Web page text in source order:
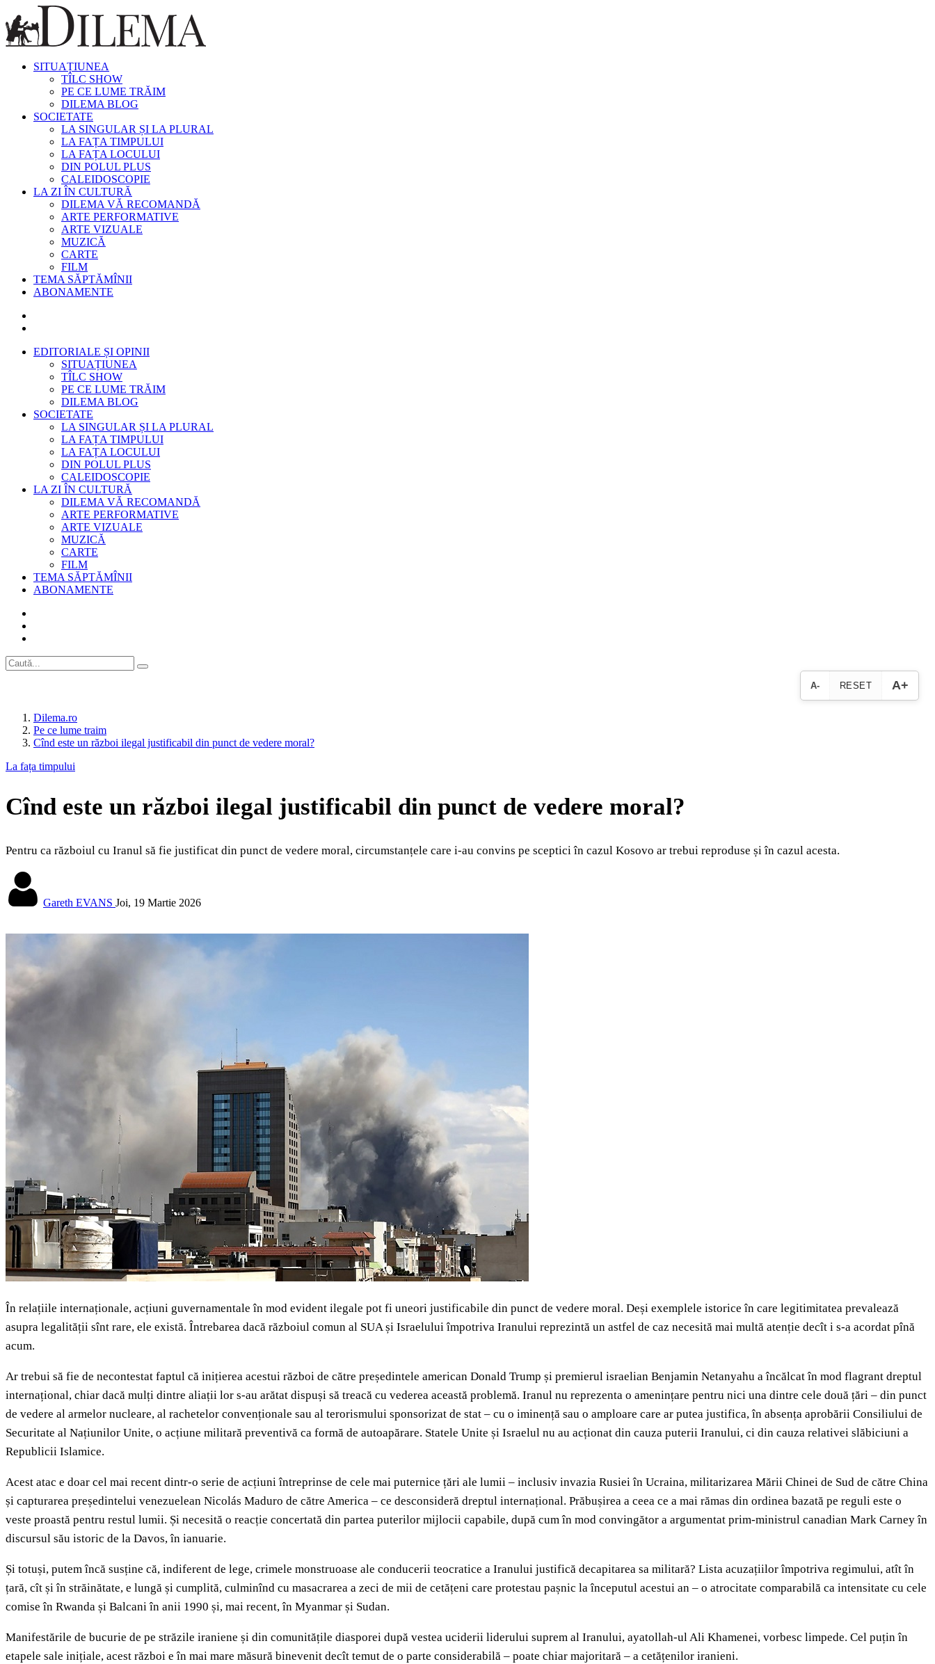
SITUAȚIUNEA
TÎLC SHOW
PE CE LUME TRĂIM
DILEMA BLOG
SOCIETATE
LA SINGULAR ȘI LA PLURAL
LA FAȚA TIMPULUI
LA FAȚA LOCULUI
DIN POLUL PLUS
CALEIDOSCOPIE
LA ZI ÎN CULTURĂ
DILEMA VĂ RECOMANDĂ
ARTE PERFORMATIVE
ARTE VIZUALE
MUZICĂ
CARTE
FILM
TEMA SĂPTĂMÎNII
ABONAMENTE
EDITORIALE ȘI OPINII
SITUAȚIUNEA
TÎLC SHOW
PE CE LUME TRĂIM
DILEMA BLOG
SOCIETATE
LA SINGULAR ȘI LA PLURAL
LA FAȚA TIMPULUI
LA FAȚA LOCULUI
DIN POLUL PLUS
CALEIDOSCOPIE
LA ZI ÎN CULTURĂ
DILEMA VĂ RECOMANDĂ
ARTE PERFORMATIVE
ARTE VIZUALE
MUZICĂ
CARTE
FILM
TEMA SĂPTĂMÎNII
ABONAMENTE
A- RESET A+
Dilema.ro
Pe ce lume traim
Cînd este un război ilegal justificabil din punct de vedere moral?
La fața timpului
Cînd este un război ilegal justificabil din punct de vedere moral?
Pentru ca războiul cu Iranul să fie justificat din punct de vedere moral, circumstanțele care i-au convins pe sceptici în cazul Kosovo ar trebui reproduse și în cazul acesta.
Gareth EVANS Joi, 19 Martie 2026
În relațiile internaționale, acțiuni guvernamentale în mod evident ilegale pot fi uneori justificabile din punct de vedere moral. Deși exemplele istorice în care legitimitatea prevalează
asupra legalității sînt rare, ele există. Întrebarea dacă războiul comun al SUA și Israelului împotriva Iranului reprezintă un astfel de caz necesită mai multă atenție decît i s-a acordat pînă
acum.
Ar trebui să fie de necontestat faptul că inițierea acestui război de către președintele american Donald Trump și premierul israelian Benjamin Netanyahu a încălcat în mod flagrant dreptul
internațional, chiar dacă mulți dintre aliații lor s-au arătat dispuși să treacă cu vederea această problemă. Iranul nu reprezenta o amenințare pentru nici una dintre cele două țări – din punct
de vedere al armelor nucleare, al rachetelor convenționale sau al terorismului sponsorizat de stat – cu o iminență sau o amploare care ar putea justifica, în absența aprobării Consiliului de
Securitate al Națiunilor Unite, o acțiune militară preventivă ca formă de autoapărare. Statele Unite și Israelul nu au acționat din cauza puterii Iranului, ci din cauza relativei slăbiciuni a
Republicii Islamice.
Acest atac e doar cel mai recent dintr-o serie de acțiuni întreprinse de cele mai puternice țări ale lumii – inclusiv invazia Rusiei în Ucraina, militarizarea Mării Chinei de Sud de către China
și capturarea președintelui venezuelean Nicolás Maduro de către America – ce desconsideră dreptul internațional. Prăbușirea a ceea ce a mai rămas din ordinea bazată pe reguli este o
veste proastă pentru restul lumii. Și necesită o reacție concertată din partea puterilor mijlocii capabile, după cum în mod convingător a argumentat prim-ministrul canadian Mark Carney în
discursul său istoric de la Davos, în ianuarie.
Și totuși, putem încă susține că, indiferent de lege, crimele monstruoase ale conducerii teocratice a Iranului justifică decapitarea sa militară? Lista acuzațiilor împotriva regimului, atît în
țară, cît și în străinătate, e lungă și cumplită, culminînd cu masacrarea a zeci de mii de cetățeni care protestau pașnic la începutul acestui an – o atrocitate comparabilă ca intensitate cu cele
comise în Rwanda și Balcani în anii 1990 și, mai recent, în Myanmar și Sudan.
Manifestările de bucurie de pe străzile iraniene și din comunitățile diasporei după vestea uciderii liderului suprem al Iranului, ayatollah-ul Ali Khamenei, vorbesc limpede. Cel puțin în
etapele sale inițiale, acest război e în mai mare măsură binevenit decît temut de o parte considerabilă – poate chiar majoritară – a cetățenilor iranieni.